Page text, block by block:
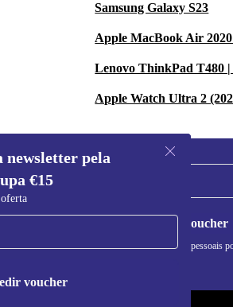
Samsung Galaxy S23
Apple MacBook Air
Lenovo ThinkPad T480 |
Apple Watch Ultra 2
newsletter pela
€15
voucher
Pedir voucher
Informações sobre o uso de dados pessoais